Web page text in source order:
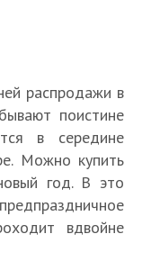
распродажи в
поистине
в середине
Можно купить
год. В это
вдвойне